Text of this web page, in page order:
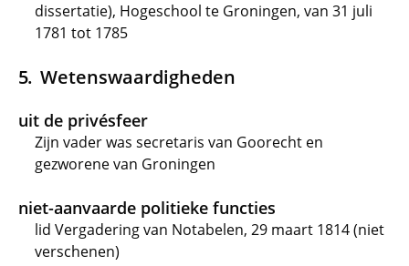
dissertatie), Hogeschool te Groningen, van 31 juli
1781 tot 1785
Wetenswaardigheden
uit de privésfeer
Zijn vader was secretaris van Goorecht en
gezworene van Groningen
niet-aanvaarde politieke functies
lid Vergadering van Notabelen, 29 maart 1814 (niet
verschenen)